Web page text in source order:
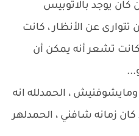
كان يوجد بالاتوبيس
عن الأنظار ، كانت
كانت تشعر أنه يمكن أن
، الحمدلله انه
زمانه شافني ، الحمدلهر